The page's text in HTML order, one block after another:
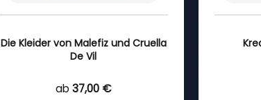
Die Kleider von Malefiz und Cruella
De Vil
ab 37,00 €